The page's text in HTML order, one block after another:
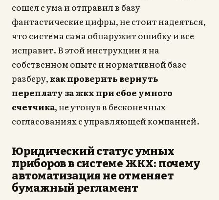
сошел с ума и отправил в базу
фантастические цифры, не стоит надеяться,
что система сама обнаружит ошибку и все
исправит. В этой инструкции я на
собственном опыте и нормативной базе
разберу, как проверить вернуть
переплату за жкх при сбое умного
счетчика, не утонув в бесконечных
согласованиях с управляющей компанией.
Юридический статус умных
приборов в системе ЖКХ: почему
автоматизация не отменяет
бумажный регламент